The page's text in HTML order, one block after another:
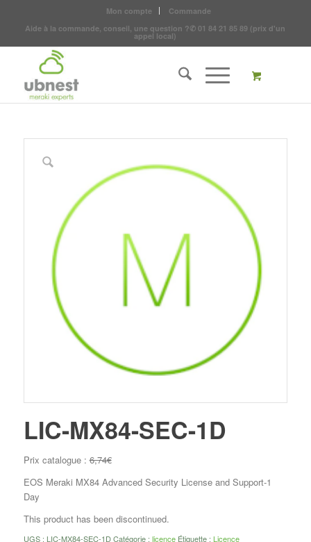
Mon compte
Commande
Aide à la commande, conseil, une question ?✆ 01 84 21 85 89 (prix d'un
appel local)
LIC-MX84-SEC-1D
Prix catalogue :6,74€
EOS Meraki MX84 Advanced Security License and Support-1
Day
This product has been discontinued.
UGS : LIC-MX84-SEC-1D Catégorie : licence Étiquette : Licence